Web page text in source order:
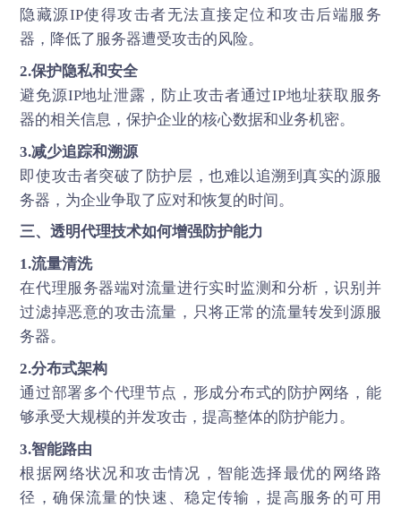
隐藏源IP使得攻击者无法直接定位和攻击后端服务
器，降低了服务器遭受攻击的风险。
2.保护隐私和安全
避免源IP地址泄露，防止攻击者通过IP地址获取服务
器的相关信息，保护企业的核心数据和业务机密。
3.减少追踪和溯源
即使攻击者突破了防护层，也难以追溯到真实的源服
务器，为企业争取了应对和恢复的时间。
三、透明代理技术如何增强防护能力
1.流量清洗
在代理服务器端对流量进行实时监测和分析，识别并
过滤掉恶意的攻击流量，只将正常的流量转发到源服
务器。
2.分布式架构
通过部署多个代理节点，形成分布式的防护网络，能
够承受大规模的并发攻击，提高整体的防护能力。
3.智能路由
根据网络状况和攻击情况，智能选择最优的网络路
径，确保流量的快速、稳定传输，提高服务的可用